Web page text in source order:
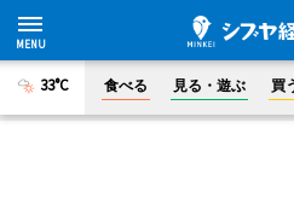
33°C 食べる 見る・遊ぶ 買